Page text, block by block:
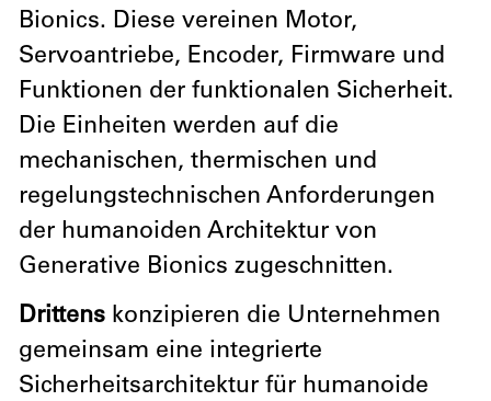
Bionics. Diese vereinen Motor,
Servoantriebe, Encoder, Firmware und
Funktionen der funktionalen Sicherheit.
Die Einheiten werden auf die
mechanischen, thermischen und
regelungstechnischen Anforderungen
der humanoiden Architektur von
Generative Bionics zugeschnitten.
Drittens konzipieren die Unternehmen
gemeinsam eine integrierte
Sicherheitsarchitektur für humanoide